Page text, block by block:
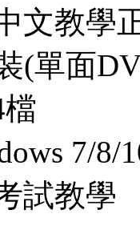
文教學
(單面
7/8/
試教學